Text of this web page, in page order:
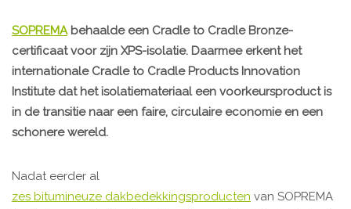
SOPREMAbehaalde een Cradle to Cradle Bronze-
certificaat voor zijn XPS-isolatie. Daarmee erkent het
internationale Cradle to Cradle Products Innovation
Institute dat het isolatiemateriaal een voorkeursproduct is
in de transitie naar een faire, circulaire economie en een
schonere wereld.
Nadat eerder al
zes bitumineuze dakbedekkingsproducten van SOPREMA